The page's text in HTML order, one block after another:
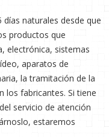
naturales desde que
productos que
electrónica, sistemas
aparatos de
la tramitación de la
los fabricantes. Si tiene
servicio de atención
estaremos